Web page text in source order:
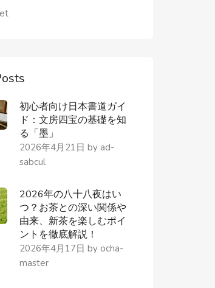
初心者向け日本書道ガイ
ド：文房四宝の基礎を知
る「墨」
2026年4月21日by ad-
sabcul
2026年の八十八夜はい
つ？お茶との深い関係や
由来、新茶を楽しむポイ
ントを徹底解説！
2026年4月17日by ocha-
master